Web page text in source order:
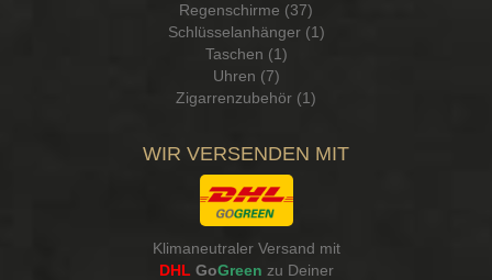
Regenschirme (37)
Schlüsselanhänger (1)
Taschen (1)
Uhren (7)
Zigarrenzubehör (1)
WIR VERSENDEN MIT
Klimaneutraler Versand mit
DHL GoGreen zu Deiner